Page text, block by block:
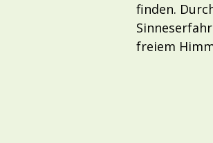
finden.
freiem